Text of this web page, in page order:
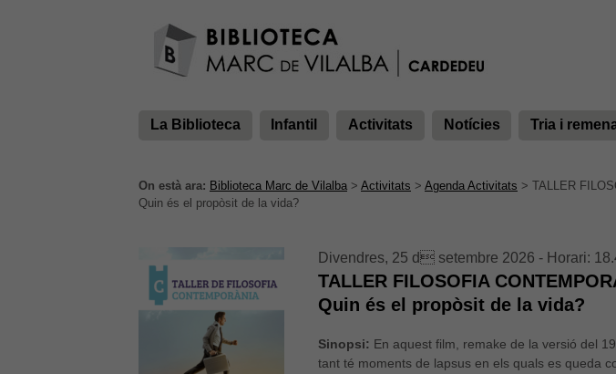
La Biblioteca Infantil Activitats Notícies Tria i
On està ara: Biblioteca Marc de Vilalba > Activitats > Agenda Activitats > TALLER
Quin és el propòsit de la vida?
Divendres, 25 d setembre 2026 - Horari:
TALLER FILOSOFIA
Quin és el propòsit de la vida?
Sinopsi: En aquest film, remake de la versió del
tant té moments de lapsus en els quals es queda